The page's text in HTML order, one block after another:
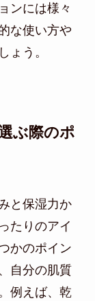
ンには様々
な使い方や
ょう。
ぶ際のポ
と保湿力か
たりのアイ
かのポイン
自分の肌質
例えば、乾